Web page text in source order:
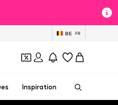
BE FR
Inspiration